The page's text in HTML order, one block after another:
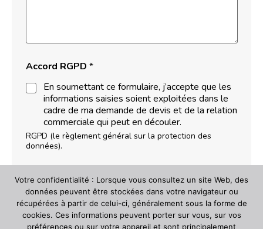
o
s
Q
u
a
t
é
n
t
a
c
Accord RGPD *
En soumettant ce formulaire, j’accepte que les
informations saisies soient exploitées dans le
cadre de ma demande de devis et de la relation
commerciale qui peut en découler.
RGPD (le règlement général sur la protection des
données).
Votre confidentialité : Lorsque vous consultez un site Web, des
données peuvent être stockées dans votre navigateur ou
récupérées à partir de celui-ci, généralement sous la forme de
cookies. Ces informations peuvent porter sur vous, sur vos
préférences ou sur votre appareil et sont principalement